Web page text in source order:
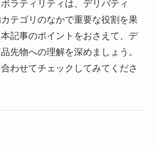
ラティリティは、デリバティ
テゴリのなかで重要な役割を果
記事のポイントをおさえて、デ
先物への理解を深めましょう。
わせてチェックしてみてくださ